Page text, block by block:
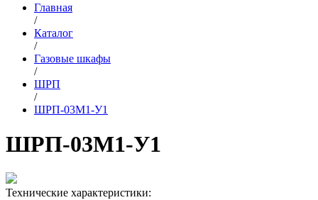
Главная
/
Каталог
/
Газовые шкафы
/
ШРП
/
ШРП-03М1-У1
ШРП-03М1-У1
Технические характеристики: